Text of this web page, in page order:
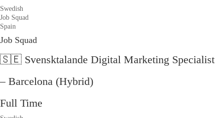
Swedish
Job Squad
Spain
Job Squad
🇸🇪 Svensktalande Digital Marketing Specialist
– Barcelona (Hybrid)
Full Time